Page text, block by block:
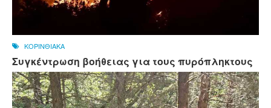
ΚΟΡΙΝΘΙΑΚΑ
Συγκέντρωση βοήθειας για τους πυρόπληκτους